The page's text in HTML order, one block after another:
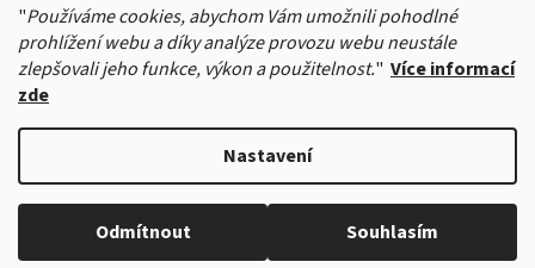
"Používáme cookies, abychom Vám umožnili pohodlné
prohlížení webu a díky analýze provozu webu neustále
zlepšovali jeho funkce, výkon a použitelnost." Více informací
zde
Nastavení
Odmítnout Souhlasím
HURTTA-COLLECTION.CZ
Copyright 2026izviratka.cz. Všechna práva vyhrazena.Upravit
Stačí se přihlásit k odběru novinek z našeho obchodu a je
Vaše :)
Ano, chci se přihlásit
Zásady zpracování osobních údajů